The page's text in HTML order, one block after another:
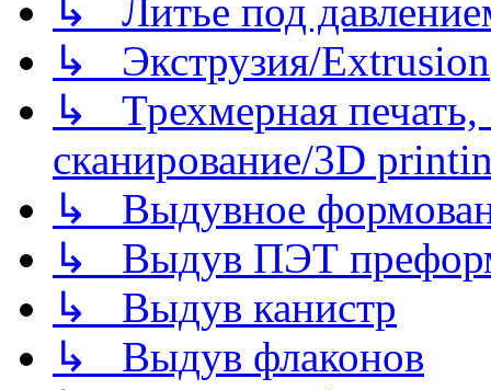
↳ Литье под
↳ Экструзия/Extrusion
↳ Трехмерная
сканирование/3D
↳ Выдувное
↳ Выдув ПЭТ
↳ Выдув канистр
↳ Выдув флаконов